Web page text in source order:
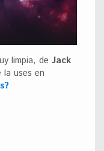
limpia, de Jack
uses en